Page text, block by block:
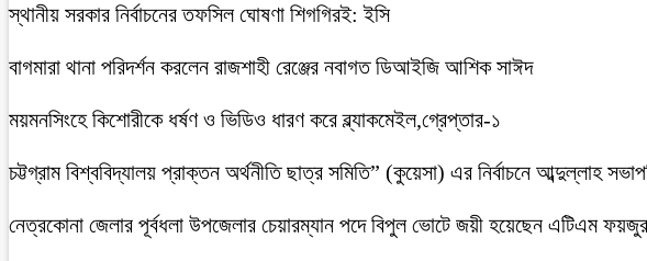
স্থানীয় সরকার নির্বাচনের তফসিল ঘোষণা শিগগিরই: ইসি
বাগমারা থানা পরিদর্শন করলেন রাজশাহী রেঞ্জের নবাগত ডিআইজি আশিক সাঈদ
ময়মনসিংহে কিশোরীকে ধর্ষণ ও ভিডিও ধারণ করে ব্ল্যাকমেইল,গ্রেপ্তার-১
চট্টগ্রাম বিশ্ববিদ্যালয় প্রাক্তন অর্থনীতি ছাত্র সমিতি” (কুয়েসা) এর নির্বাচনে আব্দুল্লাহ
নেত্রকোনা জেলার পূর্বধলা উপজেলার চেয়ারম্যান পদে বিপুল ভোটে জয়ী হয়েছেন এটিএম